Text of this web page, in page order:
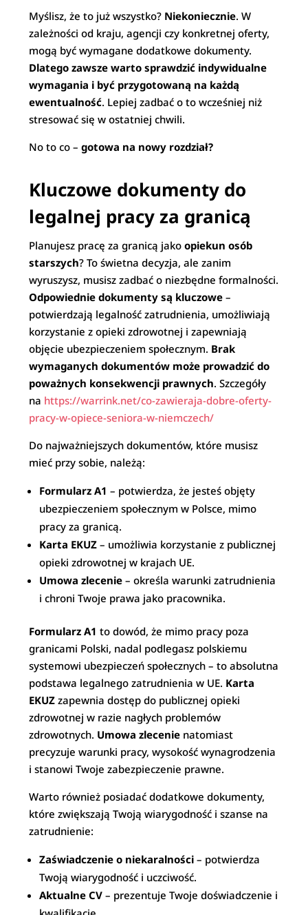
Myślisz, że to już wszystko? Niekoniecznie. W
zależności od kraju, agencji czy konkretnej oferty,
mogą być wymagane dodatkowe dokumenty.
Dlatego zawsze warto sprawdzić indywidualne
wymagania i być przygotowaną na każdą
ewentualność. Lepiej zadbać o to wcześniej niż
stresować się w ostatniej chwili.
No to co –gotowa na nowy rozdział?
Kluczowe dokumenty do
legalnej pracy za granicą
Planujesz pracę za granicą jakoopiekun osób
starszych? To świetna decyzja, ale zanim
wyruszysz, musisz zadbać o niezbędne formalności.
Odpowiednie dokumenty są kluczowe –
potwierdzają legalność zatrudnienia, umożliwiają
korzystanie z opieki zdrowotnej i zapewniają
objęcie ubezpieczeniem społecznym. Brak
wymaganych dokumentów może prowadzić do
poważnych konsekwencji prawnych. Szczegóły
na https://warrink.net/co-zawieraja-dobre-oferty-
pracy-w-opiece-seniora-w-niemczech/
Do najważniejszych dokumentów, które musisz
mieć przy sobie, należą:
Formularz A1 – potwierdza, że jesteś objęty
ubezpieczeniem społecznym w Polsce, mimo
pracy za granicą.
Karta EKUZ – umożliwia korzystanie z publicznej
opieki zdrowotnej w krajach UE.
Umowa zlecenie – określa warunki zatrudnienia
i chroni Twoje prawa jako pracownika.
Formularz A1 to dowód, że mimo pracy poza
granicami Polski, nadal podlegasz polskiemu
systemowi ubezpieczeń społecznych – to absolutna
podstawa legalnego zatrudnienia w UE. Karta
EKUZ zapewnia dostęp do publicznej opieki
zdrowotnej w razie nagłych problemów
zdrowotnych. Umowa zlecenie natomiast
precyzuje warunki pracy, wysokość wynagrodzenia
i stanowi Twoje zabezpieczenie prawne.
Warto również posiadać dodatkowe dokumenty,
które zwiększają Twoją wiarygodność i szanse na
zatrudnienie:
Zaświadczenie o niekaralności – potwierdza
Twoją wiarygodność i uczciwość.
Aktualne CV – prezentuje Twoje doświadczenie i